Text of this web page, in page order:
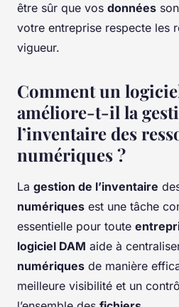
être sûr que vos données
votre entreprise respecte les
vigueur.
Comment un
améliore-t-il la
l’inventaire des
numériques ?
La gestion de l’inventaire
numériques est une tâche
essentielle pour toute
logiciel DAM aide à
numériques de manière
meilleure visibilité et un